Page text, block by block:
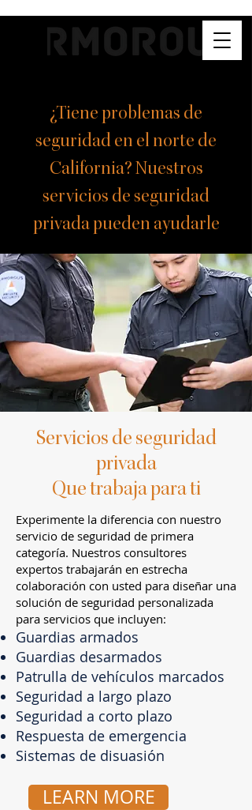
¿Tiene problemas de
seguridad en el norte de
California? Nuestros
servicios de seguridad
privada pueden ayudarle
Servicios de seguridad
privada
Que trabaja para ti
Experimente la diferencia con nuestro
servicio de seguridad de primera
categoría. Nuestros consultores
expertos trabajarán en estrecha
colaboración con usted para diseñar una
solución de seguridad personalizada
para servicios que incluyen:
Guardias armados
Guardias desarmados
Patrulla de vehículos marcados
Seguridad a largo plazo
Seguridad a corto plazo
Respuesta de emergencia
Sistemas de disuasión
LEARN MORE